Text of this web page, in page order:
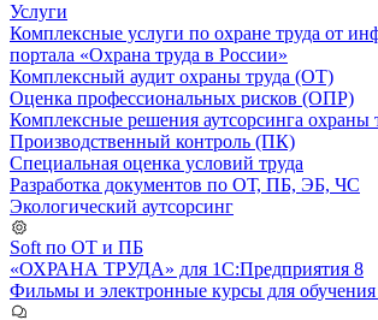
Услуги
Комплексные услуги по охране труда от
портала «Охрана труда в России»
Комплексный аудит охраны труда (ОТ)
Оценка профессиональных рисков (ОПР)
Комплексные решения аутсорсинга охраны
Производственный контроль (ПК)
Специальная оценка условий труда
Разработка документов по ОТ, ПБ, ЭБ, ЧС
Экологический аутсорсинг
Soft по ОТ и ПБ
«ОХРАНА ТРУДА» для 1С:Предприятия 8
Фильмы и электронные курсы для обучения